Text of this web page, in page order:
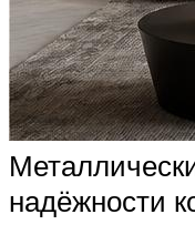
надёжности